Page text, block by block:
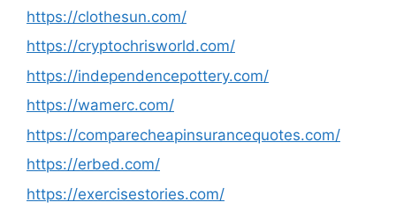
https://clothesun.com/
https://cryptochrisworld.com/
https://independencepottery.com/
https://wamerc.com/
https://comparecheapinsurancequotes.com/
https://erbed.com/
https://exercisestories.com/